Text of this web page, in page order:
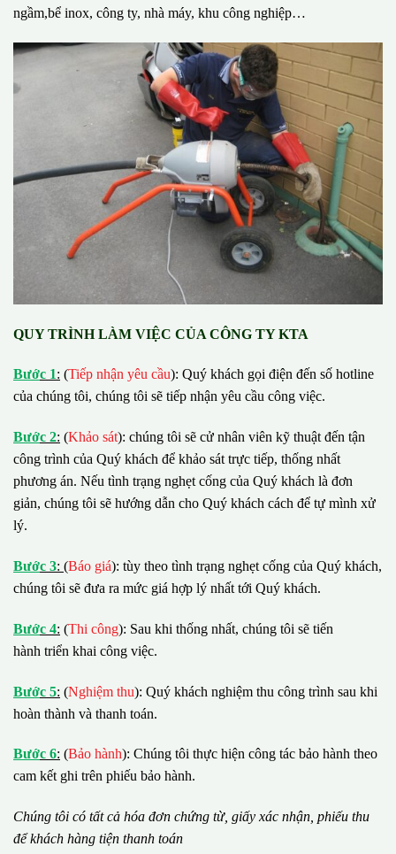
ngầm,bể inox, công ty, nhà máy, khu công nghiệp…
QUY TRÌNH LÀM VIỆC CỦA CÔNG TY KTA
Bước 1: (Tiếp nhận yêu cầu): Quý khách gọi điện đến số hotline
của chúng tôi, chúng tôi sẽ tiếp nhận yêu cầu công việc.
Bước 2: (Khảo sát): chúng tôi sẽ cử nhân viên kỹ thuật đến tận
công trình của Quý khách để khảo sát trực tiếp, thống nhất
phương án. Nếu tình trạng nghẹt cống của Quý khách là đơn
giản, chúng tôi sẽ hướng dẫn cho Quý khách cách để tự mình xử
lý.
Bước 3: (Báo giá): tùy theo tình trạng nghẹt cống của Quý khách,
chúng tôi sẽ đưa ra mức giá hợp lý nhất tới Quý khách.
Bước 4: (Thi công): Sau khi thống nhất, chúng tôi sẽ tiến
hành triển khai công việc.
Bước 5: (Nghiệm thu): Quý khách nghiệm thu công trình sau khi
hoàn thành và thanh toán.
Bước 6: (Bảo hành): Chúng tôi thực hiện công tác bảo hành theo
cam kết ghi trên phiếu bảo hành.
Chúng tôi có tất cả hóa đơn chứng từ, giấy xác nhận, phiếu thu
đểkhách hàng tiện thanh toán